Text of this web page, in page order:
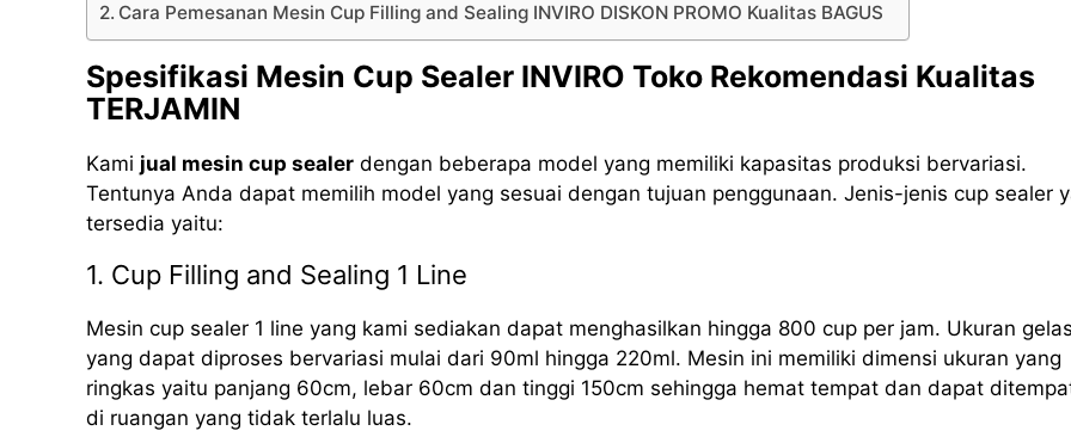
Cara Pemesanan Mesin Cup Filling and Sealing INVIRO DISKON PROMO Kualitas BAGUS
Spesifikasi Mesin Cup Sealer INVIRO Toko Rekomendasi Kualitas
TERJAMIN
Kami jual mesin cup sealer dengan beberapa model yang memiliki kapasitas produksi bervariasi.
Tentunya Anda dapat memilih model yang sesuai dengan tujuan penggunaan. Jenis-jenis cup sealer
tersedia yaitu:
1. Cup Filling and Sealing 1 Line
Mesin cup sealer 1 line yang kami sediakan dapat menghasilkan hingga 800 cup per jam. Ukuran gelas
yang dapat diproses bervariasi mulai dari 90ml hingga 220ml. Mesin ini memiliki dimensi ukuran yang
ringkas yaitu panjang 60cm, lebar 60cm dan tinggi 150cm sehingga hemat tempat dan dapat
di ruangan yang tidak terlalu luas.